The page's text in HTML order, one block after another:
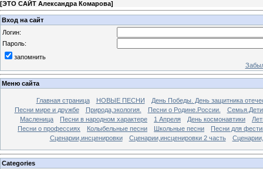
[ЭТО САЙТ Александра Комарова]
Вход на сайт
Логин:
Пароль:
запомнить
Меню сайта
Главная страница НОВЫЕ ПЕСНИ
День Победы. День защитника
Песни мире и дружбе
Природа,экология. Песни о Родине.России.
Масленица
Песни в народном характере 1 Апреля День космонавтики
Песни о профессиях
Колыбельные песни Школьные песни
Песни для
Сценарии,инсценировки
Сценарии,инсценировки 2 часть
Categories